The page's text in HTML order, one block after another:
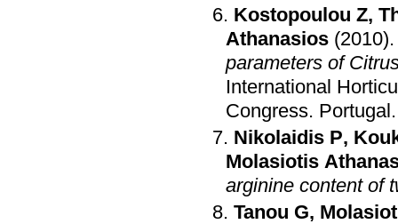
Kostopoulou Z,
Athanasios (2010)
parameters of
International
Congress. Portugal .
Nikolaidis P,
Molasiotis
arginine content of
Tanou G,